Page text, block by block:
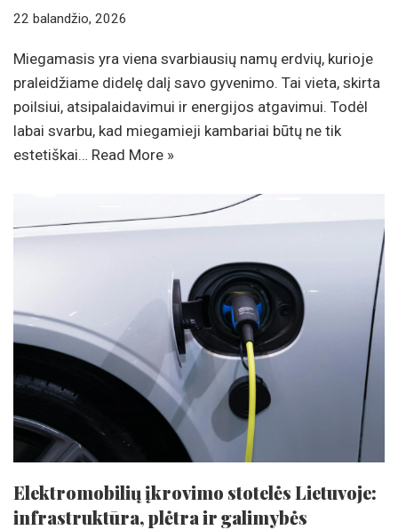
22 balandžio, 2026
Miegamasis yra viena svarbiausių namų erdvių, kurioje
praleidžiame didelę dalį savo gyvenimo. Tai vieta, skirta
poilsiui, atsipalaidavimui ir energijos atgavimui. Todėl
labai svarbu, kad miegamieji kambariai būtų ne tik
estetiškai… Read More »
Elektromobilių įkrovimo stotelės Lietuvoje:
infrastruktūra, plėtra ir galimybės